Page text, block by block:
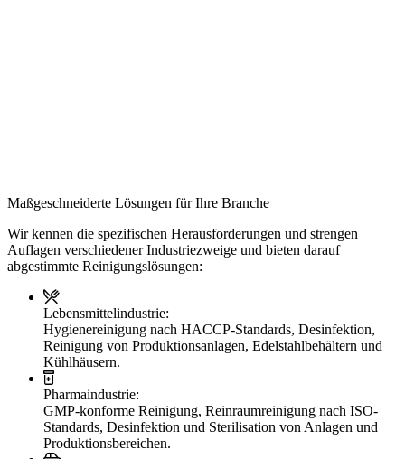
Maßgeschneiderte Lösungen für Ihre Branche
Wir kennen die spezifischen Herausforderungen und strengen
Auflagen verschiedener Industriezweige und bieten darauf
abgestimmte Reinigungslösungen:
Lebensmittelindustrie:
Hygienereinigung nach HACCP-Standards, Desinfektion,
Reinigung von Produktionsanlagen, Edelstahlbehältern und
Kühlhäusern.
Pharmaindustrie:
GMP-konforme Reinigung, Reinraumreinigung nach ISO-
Standards, Desinfektion und Sterilisation von Anlagen und
Produktionsbereichen.